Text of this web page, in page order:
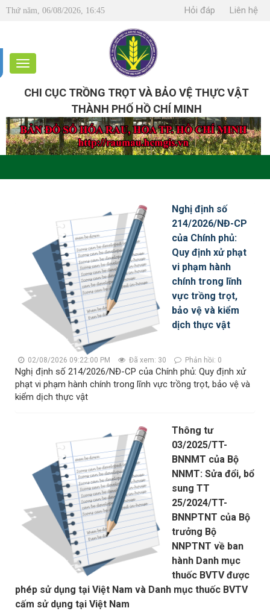
Thứ năm, 06/08/2026, 16:45 Hỏi đáp Liên hệ
CHI CỤC TRỒNG TRỌT VÀ BẢO VỆ THỰC VẬT
THÀNH PHỐ HỒ CHÍ MINH
Nghị định số
214/2026/NĐ-CP
của Chính phủ:
Quy định xử phạt
vi phạm hành
chính trong lĩnh
vực trồng trọt,
bảo vệ và kiểm
dịch thực vật
02/08/2026 09:22:00 PM Đã xem: 30 Phản hồi: 0
Nghị định số 214/2026/NĐ-CP của Chính phủ: Quy định xử
phạt vi phạm hành chính trong lĩnh vực trồng trọt, bảo vệ và
kiểm dịch thực vật
Thông tư
03/2025/TT-
BNNMT của Bộ
NNMT: Sửa đổi, bổ
sung TT
25/2024/TT-
BNNPTNT của Bộ
trưởng Bộ
NNPTNT về ban
hành Danh mục
thuốc BVTV được
phép sử dụng tại Việt Nam và Danh mục thuốc BVTV
cấm sử dụng tại Việt Nam